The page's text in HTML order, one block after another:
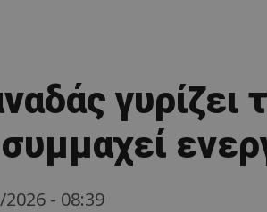
2026 - 08:39